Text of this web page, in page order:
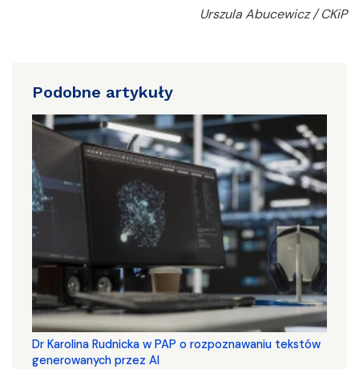
Urszula Abucewicz / CKiP
Podobne artykuły
Dr Karolina Rudnicka w PAP o rozpoznawaniu tekstów
generowanych przez AI